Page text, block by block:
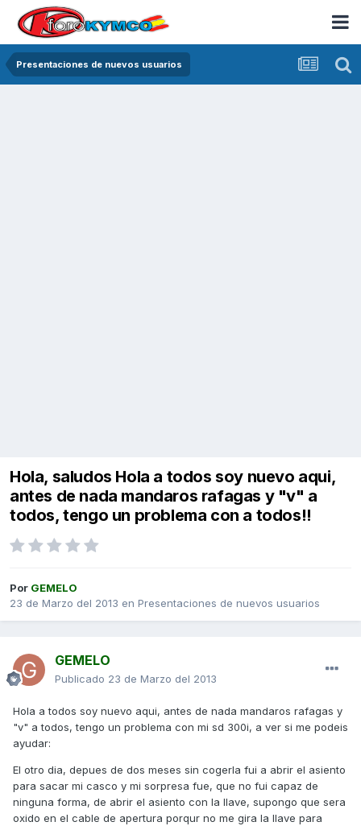
Presentaciones de nuevos usuarios
Hola, saludos Hola a todos soy nuevo aqui,
antes de nada mandaros rafagas y "v" a
todos, tengo un problema con a todos!!
Por GEMELO
23 de Marzo del 2013 en Presentaciones de nuevos usuarios
GEMELO
Publicado 23 de Marzo del 2013
Hola a todos soy nuevo aqui, antes de nada mandaros rafagas y
"v" a todos, tengo un problema con mi sd 300i, a ver si me podeis
ayudar:
El otro dia, depues de dos meses sin cogerla fui a abrir el asiento
para sacar mi casco y mi sorpresa fue, que no fui capaz de
ninguna forma, de abrir el asiento con la llave, supongo que sera
oxido en el cable de apertura porqur no me gira la llave para